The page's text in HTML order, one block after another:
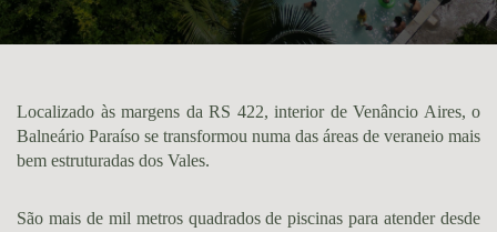
Localizado às margens da RS 422, interior de Venâncio Aires, o
Balneário Paraíso se transformou numa das áreas de veraneio mais
bem estruturadas dos Vales.
São mais de mil metros quadrados de piscinas para atender desde